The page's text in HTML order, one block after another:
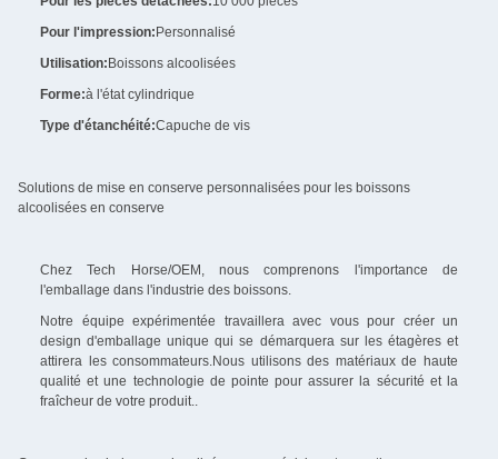
Pour l'impression: Personnalisé
Utilisation: Boissons alcoolisées
Forme:à l'état cylindrique
Type d'étanchéité:Capuche de vis
Solutions de mise en conserve personnalisées pour les boissons
alcoolisées en conserve
Chez Tech Horse/OEM, nous comprenons l'importance de
l'emballage dans l'industrie des boissons.
Notre équipe expérimentée travaillera avec vous pour créer un
design d'emballage unique qui se démarquera sur les étagères et
attirera les consommateurs.Nous utilisons des matériaux de haute
qualité et une technologie de pointe pour assurer la sécurité et la
fraîcheur de votre produit..